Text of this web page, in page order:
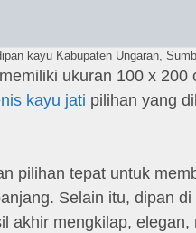
kayu Kabupaten Ungaran,
ukuran 100 x 200
kayu jati pilihan yang
pilihan tepat untuk
Selain itu, dipan
akhir mengkilap,